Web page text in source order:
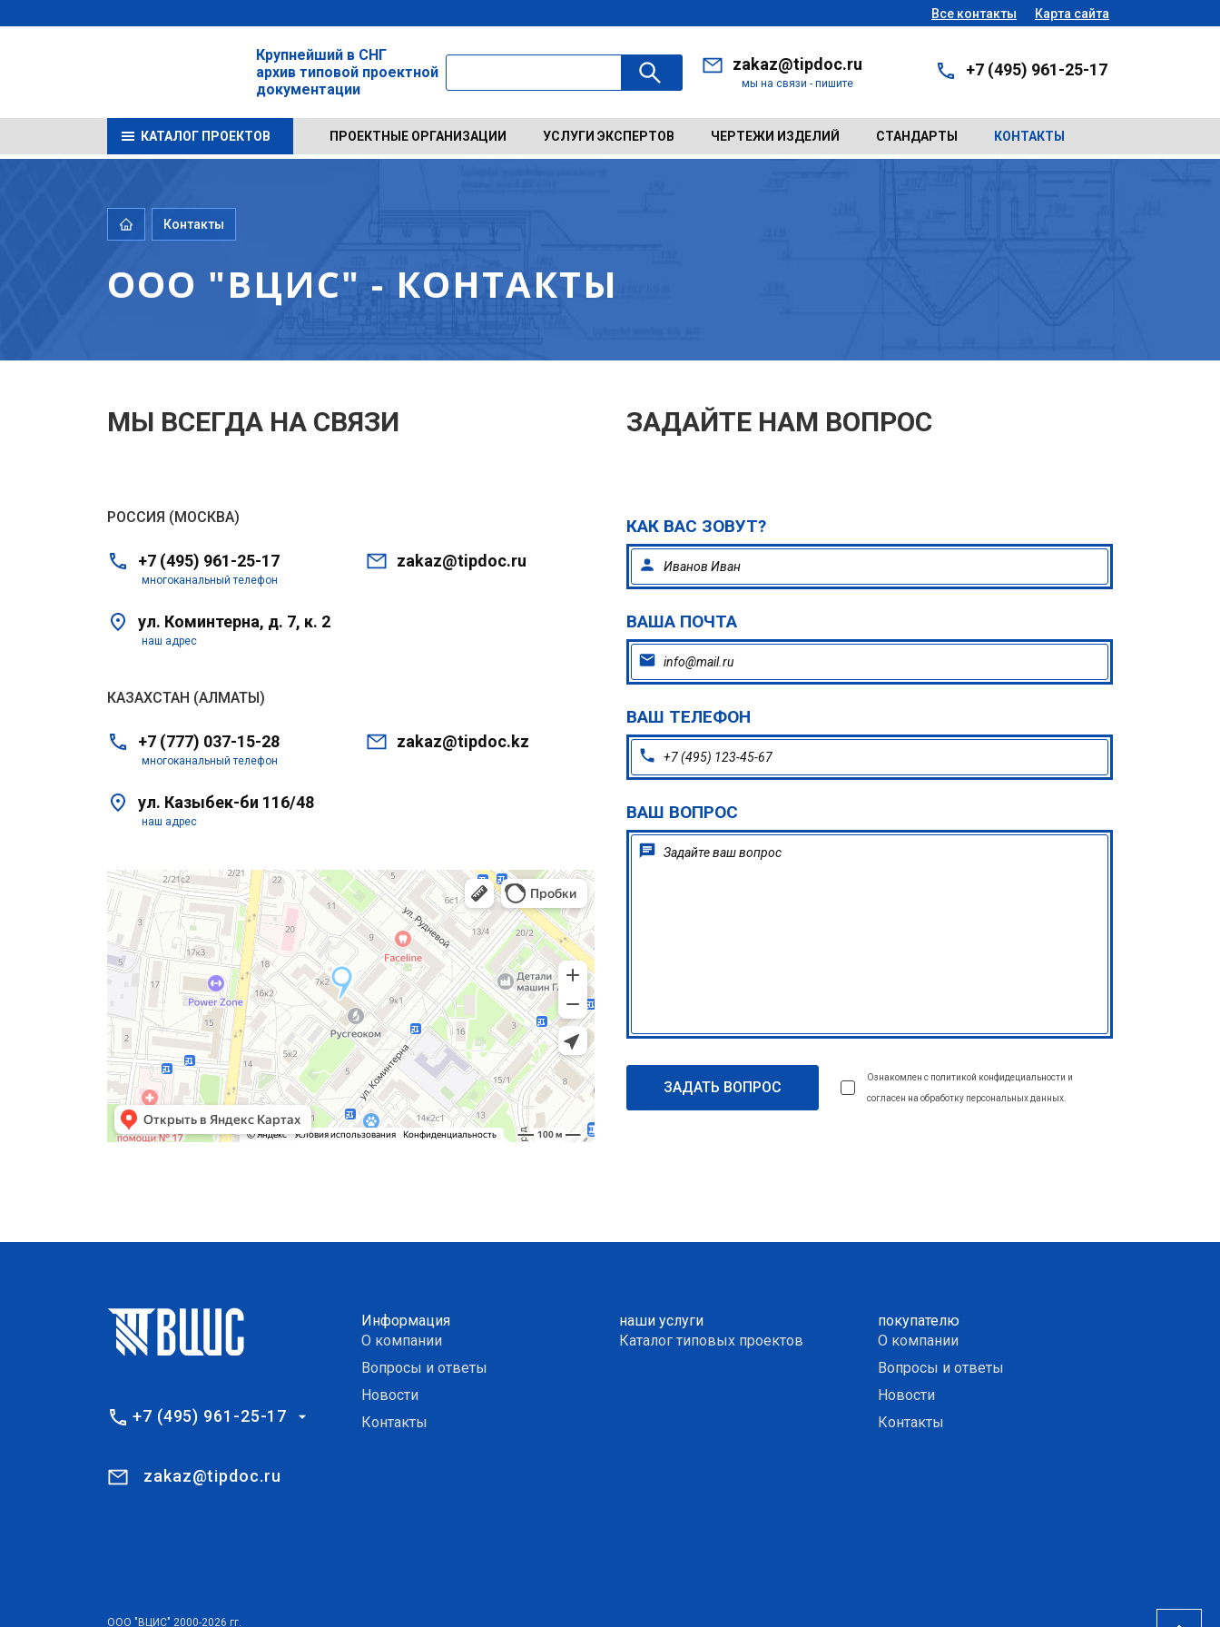
Все контакты Карта сайта
Крупнейший в СНГ
архив типовой проектной
документации
zakaz@tipdoc.ru
мы на связи - пишите
+7 (495) 961-25-17
КАТАЛОГ ПРОЕКТОВ ПРОЕКТНЫЕ ОРГАНИЗАЦИИ УСЛУГИ ЭКСПЕРТОВ ЧЕРТЕЖИ ИЗДЕЛИЙ СТАНДАРТЫ КОНТАКТЫ
Контакты
ООО "ВЦИС" - КОНТАКТЫ
МЫ ВСЕГДА НА СВЯЗИ
РОССИЯ (МОСКВА)
+7 (495) 961-25-17
многоканальный телефон
zakaz@tipdoc.ru
ул. Коминтерна, д. 7, к. 2
наш адрес
КАЗАХСТАН (АЛМАТЫ)
+7 (777) 037-15-28
многоканальный телефон
zakaz@tipdoc.kz
ул. Казыбек-би 116/48
наш адрес
ЗАДАЙТЕ НАМ ВОПРОС
КАК ВАС ЗОВУТ?
ВАША ПОЧТА
ВАШ ТЕЛЕФОН
ВАШ ВОПРОС
ЗАДАТЬ ВОПРОС
Ознакомлен с политикой конфидециальности и
согласен на обработку персональных данных.
+7 (495) 961-25-17
zakaz@tipdoc.ru
Информация
О компании
Вопросы и ответы
Новости
Контакты
наши услуги
Каталог типовых проектов
покупателю
О компании
Вопросы и ответы
Новости
Контакты
ООО "ВЦИС" 2000-2026 гг.